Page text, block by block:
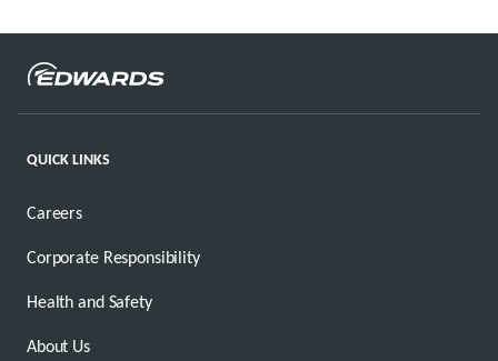
QUICK LINKS
Careers
Corporate Responsibility
Health and Safety
About Us